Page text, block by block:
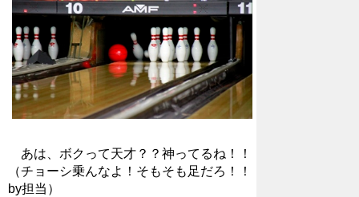
あは、ボクって天才？？神ってるね！！
（チョーシ乗んなよ！そもそも足だろ！！
by担当）